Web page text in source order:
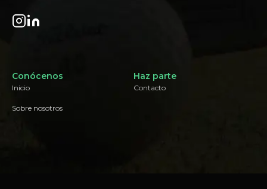
Conócenos
Inicio
Sobre nosotros
Haz parte
Contacto